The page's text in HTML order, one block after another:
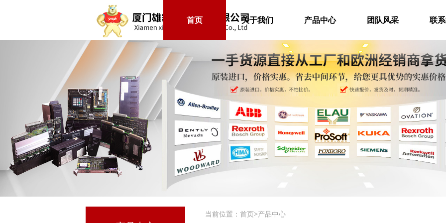
首页 关于我们 产品中心 团队风采 联
当前位置： 首页>产品中心